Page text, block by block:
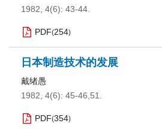
1982, 4(6): 43-44.
PDF(254)
日本制造技术的发展
戴绪愚
1982, 4(6): 45-46,51.
PDF(354)